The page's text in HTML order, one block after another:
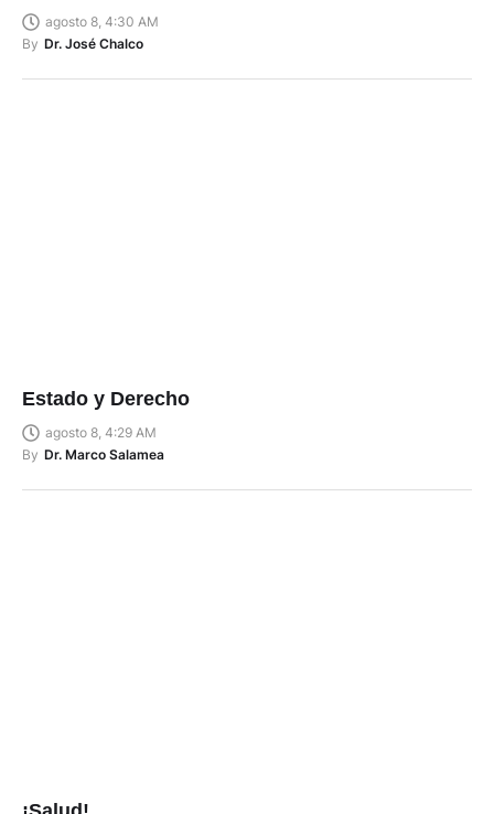
agosto 8, 4:30 AM
By Dr. José Chalco
Estado y Derecho
agosto 8, 4:29 AM
By Dr. Marco Salamea